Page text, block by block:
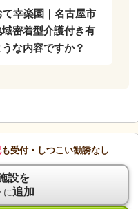
幸楽園｜名古屋市
密着型介護付き有
な内容ですか？
も受付・しつこい勧誘なし
設を
に追加